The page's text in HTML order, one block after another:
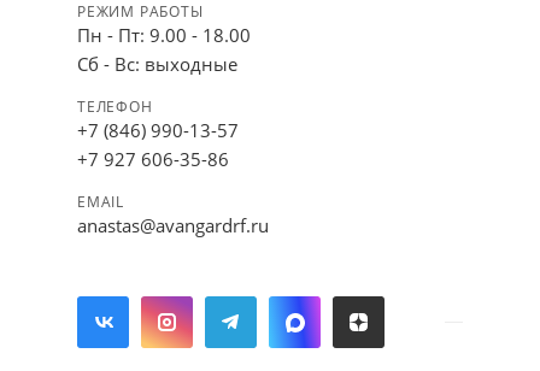
РЕЖИМ РАБОТЫ
Пн - Пт: 9.00 - 18.00
Сб - Вс: выходные
ТЕЛЕФОН
+7 (846) 990-13-57
+7 927 606-35-86
EMAIL
anastas@avangardrf.ru